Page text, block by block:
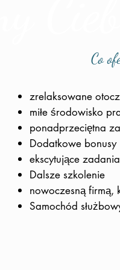
Co
zrelaksowane
miłe środowisko
ponadprzeciętna
Dodatkowe bonusy
ekscytujące zadania
Dalsze szkolenie
nowoczesną firmą,
Samochód